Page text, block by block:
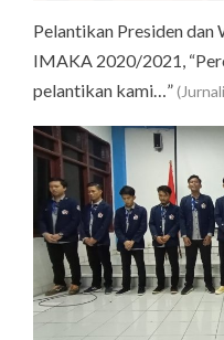
Pelantikan Presiden dan
IMAKA 2020/2021,
pelantikan kami…”